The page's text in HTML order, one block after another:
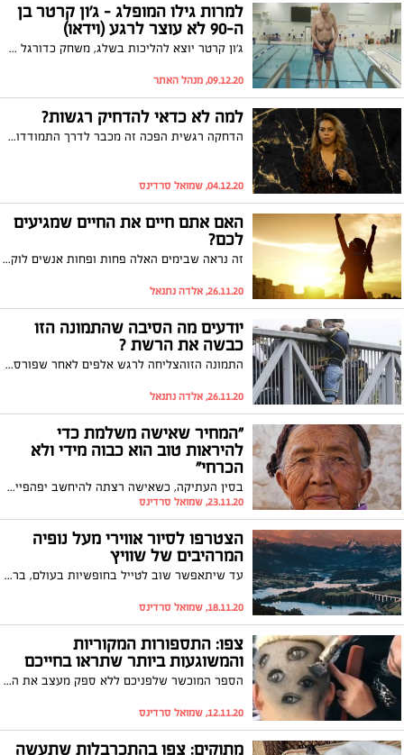
למרות גילו המופלג - ג'ון קרטר בן
ה-90 לא עוצר לרגע (וידאו)
ג'ון קרטר יוצא להליכות בשלג, משחק כדורגל עם בני משפחתו, הולך לחדר כושר 5 פעמים בשבוע ורוכב על אופניים באופן קבוע. הוא שומר על בריאותו ועל גישה חיובית לחיים שבזכותם הוא מסוגל לקיים שגרת יום שגם צעירים בני 30 יקנאו בה. צפו בסבא "הכי אקסטרים בעולם"
09.12.20, מנהל האתר
למה לא כדאי להדחיק רגשות?
הדחקה רגשית הפכה זה מכבר לדרך התמודדות עם סיטואציות שונות בחברה שלנו כיום. המטפלת והמרצה אסטוריה ליאוני בסרטון מרתק, מונה 7 סיבות מדוע לא כדאי להדחיק רגשות. צפו
04.12.20, שמואל סרדינס
האם אתם חיים את החיים שמגיעים
לכם?
זה נראה שבימים האלה פחות ופחות אנשים לוקחים אחריות על החיים שלהם. פחות ופחות אנשים שולטים ברגשות שלהם. האם אתם מאמינים שהכול קורה מסיבה מסוימת שמועילה לכם בדרך כלשהי? הדרך שבה אנחנו מרגישים כלפי כל דבר בחיינו...הוא החיים שלנו! על מנת להצליח בחיים ולהיות מאושרים אנחנו צריכים למלא את החיים שלנו בכמה שיותר מילים חיוביות שכאלה, וכך תרגישו אחרי הצפייה בסרטון , תהנו
26.11.20, אלדה נתנאל
יודעים מה הסיבה שהתמונה הזו
כבשה את הרשת ?
התמונה הזוהצליחה לרגש אלפים לאחר שפורסמה ברשתות החברתיות , הסיבה לכך היא שהאדם שניצב בתמונה הוא צעיר שלוקה בנפשו החליט לקפוץ מגשר לונדון, אך עוברי אורח אכפתיים שעברו במקום החליטו לסכל את מזימתו והצליחו להצילו.
26.11.20, אלדה נתנאל
"המחיר שאישה משלמת כדי
להיראות טוב הוא כבוה מידי ולא
הכרחי"
בסין העתיקה, כשאישה רצתה להיחשב יפהפייה, היה עליה להשיג רגליים קטנות. לכן, אימהות היו מוחצות את כפות רגליהן של בנותיהן במשך שנים כדי שהן יפסיקו לגדול ויישארו קטנות. למרבה המזל, אותה מסורת הסתיימה לפני כ-90 שנה. בלוגר הטיולים ואושיית הרשת נאס דיילי נסע לסין לחפש אחר נשים עם רגליים קטנות שנותרו בחיים. צפו בסרטון ובמסר החשוב בסיומו
23.11.20, שמואל סרדינס
הצטרפו לסיור אווירי מעל נופיה
המרהיבים של שוויץ
עד שיתאפשר שוב לטייל בחופשיות בעולם, ברקע משבר הקורונה העולמי - מוזמנים לצאת לטיול אווירי מעל נופיה הטבעיים והעירוניים של שווייץ. צפו
18.11.20, שמואל סרדינס
צפו: התספורות המקוריות
והמשוגעות ביותר שתראו בחייכם
הספר המוכשר שלפניכם ללא ספק מעצב את התספורות המקוריות והמיוחדות ביותר שתראו בחיים. מה שכן, סביר להניח שהייתם חושבים פעמיים אם לבקר במספרה שלו. צפו
12.11.20, שמואל סרדינס
מתוקים: צפו בהתכרבלות שתעשה